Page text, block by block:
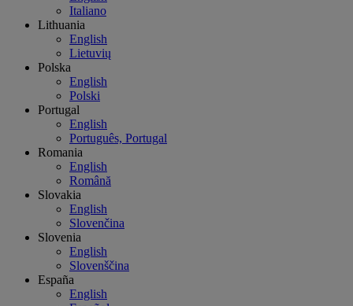
Italiano
Lithuania
English
Lietuvių
Polska
English
Polski
Portugal
English
Português, Portugal
Romania
English
Română
Slovakia
English
Slovenčina
Slovenia
English
Slovenščina
España
English